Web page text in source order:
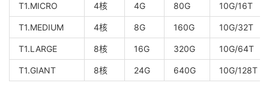
T1.MICRO 4核 4G 80G 10G/16T
T1.MEDIUM 4核 8G 160G 10G/32T
T1.LARGE 8核 16G 320G 10G/64T
T1.GIANT 8核 24G 640G 10G/128T